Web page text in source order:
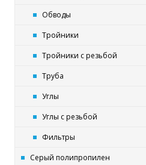
Обводы
Тройники
Тройники с резьбой
Труба
Углы
Углы с резьбой
Фильтры
Серый полипропилен